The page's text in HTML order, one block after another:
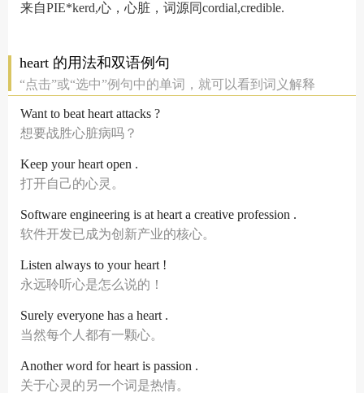
来自PIE*kerd,心，心脏，词源同cordial,credible.
heart 的用法和双语例句
“点击”或“选中”例句中的单词，就可以看到词义解释
Want to beat heart attacks ?
想要战胜心脏病吗？
Keep your heart open .
打开自己的心灵。
Software engineering is at heart a creative profession .
软件开发已成为创新产业的核心。
Listen always to your heart !
永远聆听心是怎么说的！
Surely everyone has a heart .
当然每个人都有一颗心。
Another word for heart is passion .
关于心灵的另一个词是热情。